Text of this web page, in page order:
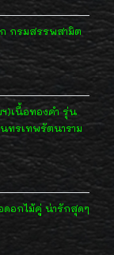
กรมสรรพสามิต
)เนื้อทองคำ รุ่น
ทรเทพรัตนาราม
ดอกไม้คู่ น่ารักสุดๆ